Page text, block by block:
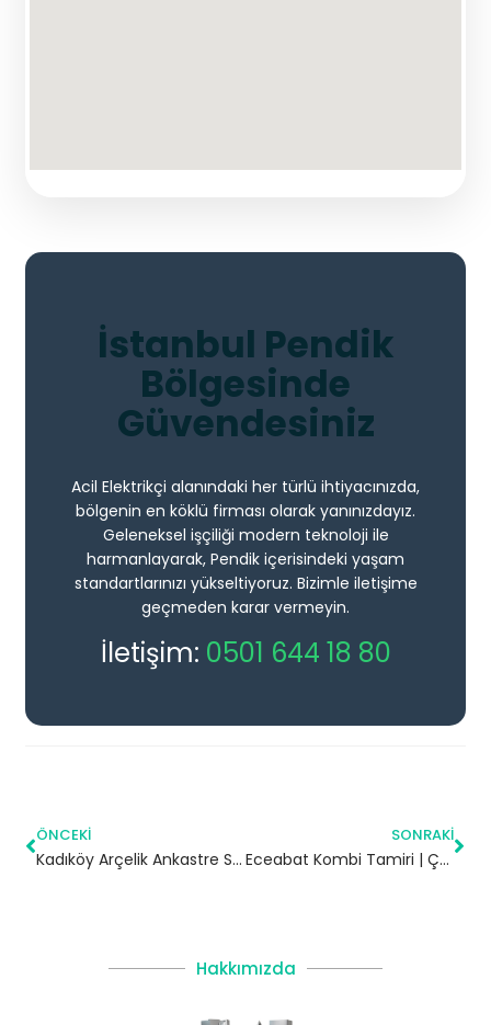
İstanbul Pendik
Bölgesinde
Güvendesiniz
Acil Elektrikçi alanındaki her türlü ihtiyacınızda,
bölgenin en köklü firması olarak yanınızdayız.
Geleneksel işçiliği modern teknoloji ile
harmanlayarak, Pendik içerisindeki yaşam
standartlarınızı yükseltiyoruz. Bizimle iletişime
geçmeden karar vermeyin.
İletişim: 0501 644 18 80
ÖNCEKI
Kadıköy Arçelik Ankastre Servisi
SONRAKI
Eceabat Kombi Tamiri | Çanakkale
Hakkımızda